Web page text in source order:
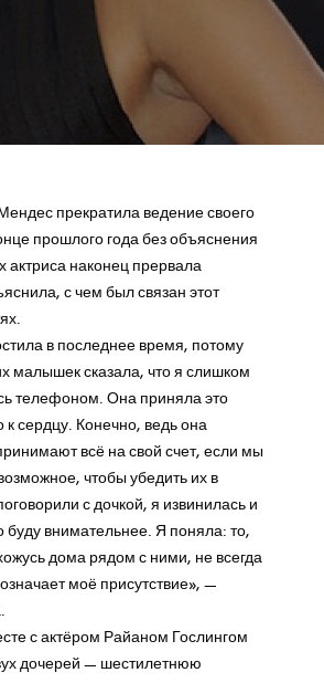
прекратила ведение своего
прошлого года без объяснения
актриса наконец прервала
с чем был связан этот
в последнее время, потому
малышек сказала, что я слишком
телефоном. Она приняла это
к сердцу. Конечно, ведь она
всё на свой счет, если мы
чтобы убедить их в
с дочкой, я извинилась и
буду внимательнее. Я поняла: то,
дома рядом с ними, не всегда
моё присутствие», —
с актёром Райаном Гослингом
дочерей — шестилетнюю